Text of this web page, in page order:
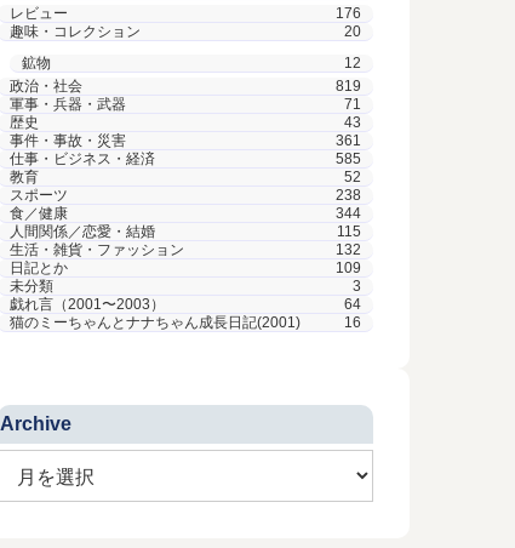
レビュー
176
趣味・コレクション
20
鉱物
12
政治・社会
819
軍事・兵器・武器
71
歴史
43
事件・事故・災害
361
仕事・ビジネス・経済
585
教育
52
スポーツ
238
食／健康
344
人間関係／恋愛・結婚
115
生活・雑貨・ファッション
132
日記とか
109
未分類
3
戯れ言（2001〜2003）
64
猫のミーちゃんとナナちゃん成長日記(2001)
16
Archive